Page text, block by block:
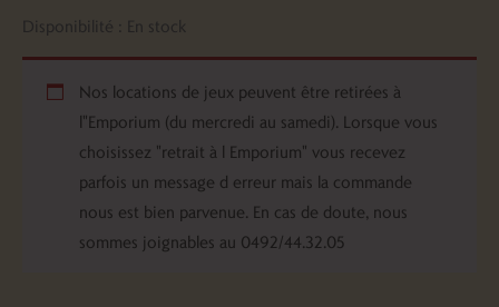
Disponibilité : En stock
Nos locations de jeux peuvent être retirées à
l"Emporium (du mercredi au samedi). Lorsque vous
choisissez "retrait à l Emporium" vous recevez
parfois un message d erreur mais la commande
nous est bien parvenue. En cas de doute, nous
sommes joignables au 0492/44.32.05